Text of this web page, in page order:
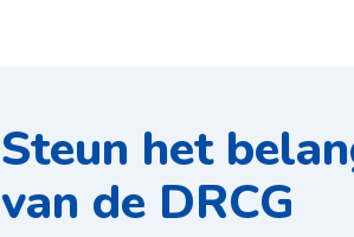
Steun het
van de DRCG